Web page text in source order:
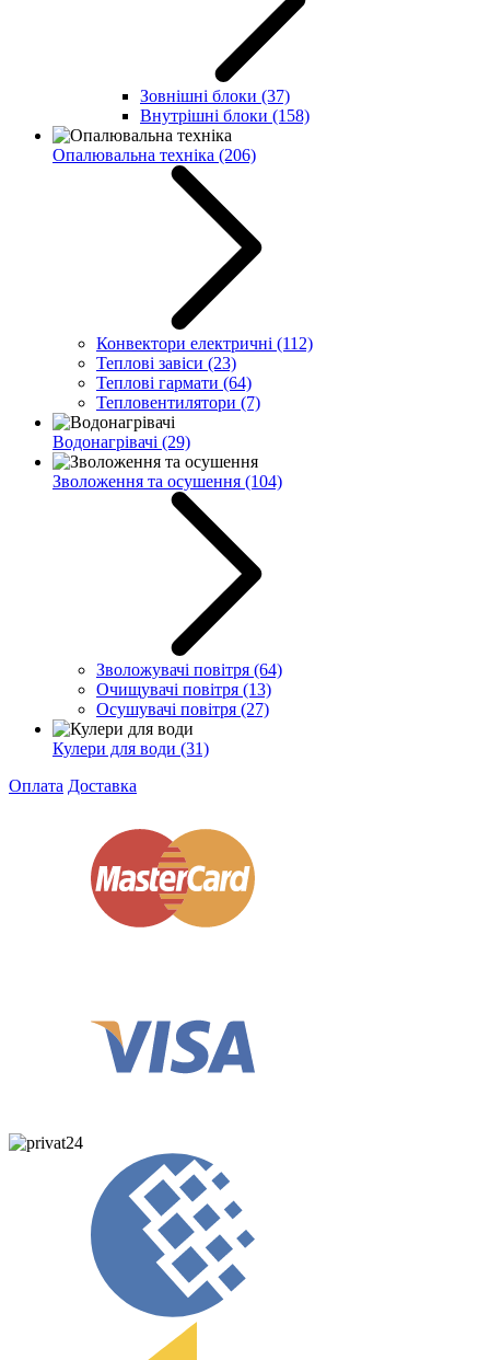
Зовнішні блоки (37)
Внутрішні блоки (158)
Опалювальна техніка (206)
Конвектори електричні (112)
Теплові завіси (23)
Теплові гармати (64)
Тепловентилятори (7)
Водонагрівачі (29)
Зволоження та осушення (104)
Зволожувачі повітря (64)
Очищувачі повітря (13)
Осушувачі повітря (27)
Кулери для води (31)
Оплата Доставка